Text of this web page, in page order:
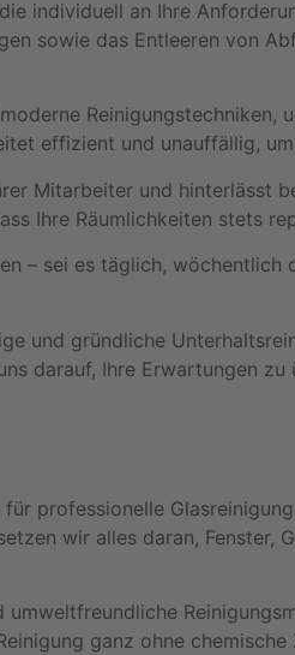
individuell an Ihre
sowie das Entleeren von
effizient und unauffällig,
Mitarbeiter und hinterlässt
Ihre Räumlichkeiten stets
– sei es täglich,
und gründliche
darauf, Ihre Erwartungen
professionelle
wir alles daran, Fenster,
ganz ohne chemische